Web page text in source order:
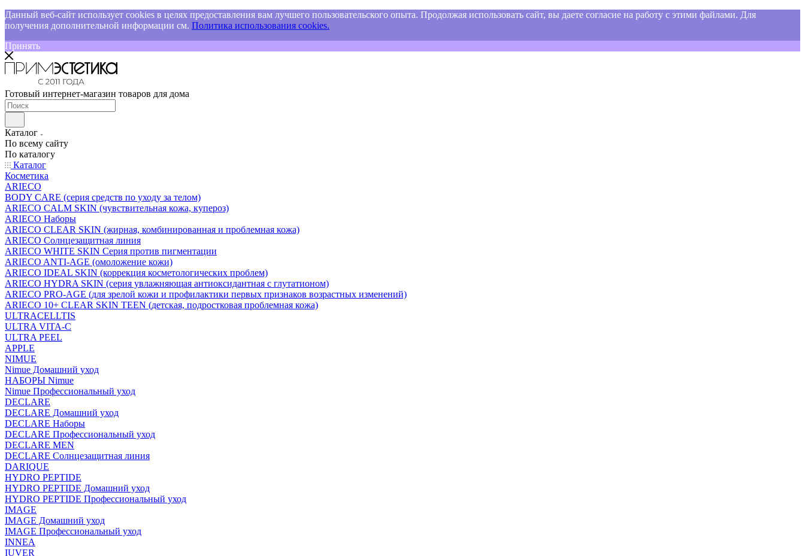
Данный веб-сайт использует cookies в целях предоставления вам лучшего пользовательского опыта. Продолжая использовать сайт, вы даете согласие на работу с этими файлами. Для
получения дополнительной информации см. Политика использования cookies.
Принять
Готовый интернет-магазин товаров для дома
Каталог
По всему сайту
По каталогу
Каталог
Косметика
ARIECO
BODY CARE (серия средств по уходу за телом)
ARIECO CALM SKIN (чувствительная кожа, купероз)
ARIECO Наборы
ARIECO CLEAR SKIN (жирная, комбинированная и проблемная кожа)
ARIECO Солнцезащитная линия
ARIECO WHITE SKIN Серия против пигментации
ARIECO ANTI-AGE (омоложение кожи)
ARIECO IDEAL SKIN (коррекция косметологических проблем)
ARIECO HYDRA SKIN (серия увлажняющая антиоксидантная с глутатионом)
ARIECO PRO-AGE (для зрелой кожи и профилактики первых признаков возрастных изменений)
ARIECO 10+ CLEAR SKIN TEEN (детская, подростковая проблемная кожа)
ULTRACELLTIS
ULTRA VITA-C
ULTRA PEEL
APPLE
NIMUE
Nimue Домашний уход
НАБОРЫ Nimue
Nimue Профессиональный уход
DECLARE
DECLARE Домашний уход
DECLARE Наборы
DECLARE Профессиональный уход
DECLARE MEN
DECLARE Солнцезащитная линия
DARIQUE
HYDRO PEPTIDE
HYDRO PEPTIDE Домашний уход
HYDRO PEPTIDE Профессиональный уход
IMAGE
IMAGE Домашний уход
IMAGE Профессиональный уход
INNEA
IUVER